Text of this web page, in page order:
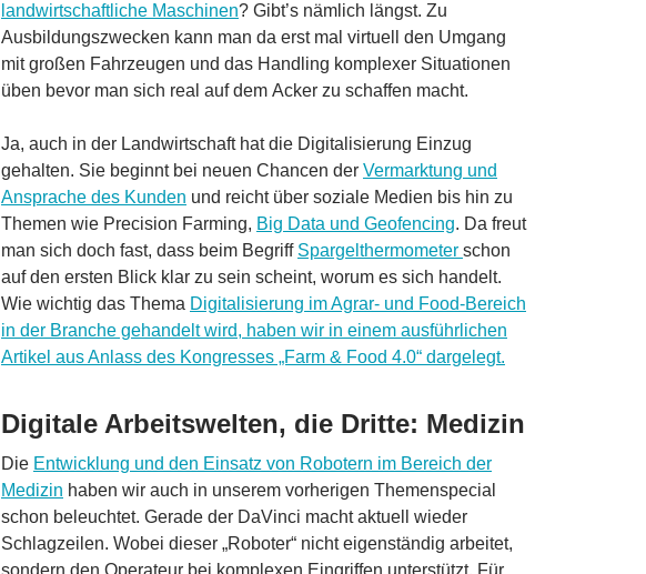
landwirtschaftliche Maschinen? Gibt’s nämlich längst. Zu
Ausbildungszwecken kann man da erst mal virtuell den Umgang
mit großen Fahrzeugen und das Handling komplexer Situationen
üben bevor man sich real auf dem Acker zu schaffen macht.
Ja, auch in der Landwirtschaft hat die Digitalisierung Einzug
gehalten. Sie beginnt bei neuen Chancen der Vermarktung und
Ansprache des Kunden und reicht über soziale Medien bis hin zu
Themen wie Precision Farming, Big Data und Geofencing. Da freut
man sich doch fast, dass beim Begriff Spargelthermometer schon
auf den ersten Blick klar zu sein scheint, worum es sich handelt.
Wie wichtig das Thema Digitalisierung im Agrar- und Food-Bereich
in der Branche gehandelt wird, haben wir in einem ausführlichen
Artikel aus Anlass des Kongresses „Farm & Food 4.0“ dargelegt.
Digitale Arbeitswelten, die Dritte: Medizin
Die Entwicklung und den Einsatz von Robotern im Bereich der
Medizin haben wir auch in unserem vorherigen Themenspecial
schon beleuchtet. Gerade der DaVinci macht aktuell wieder
Schlagzeilen. Wobei dieser „Roboter“ nicht eigenständig arbeitet,